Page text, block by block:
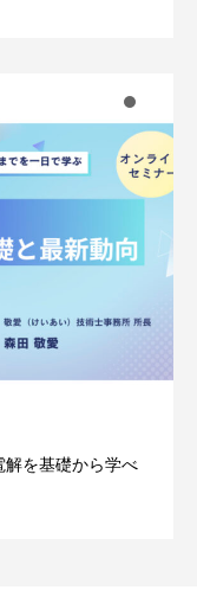
解を基礎から学べ